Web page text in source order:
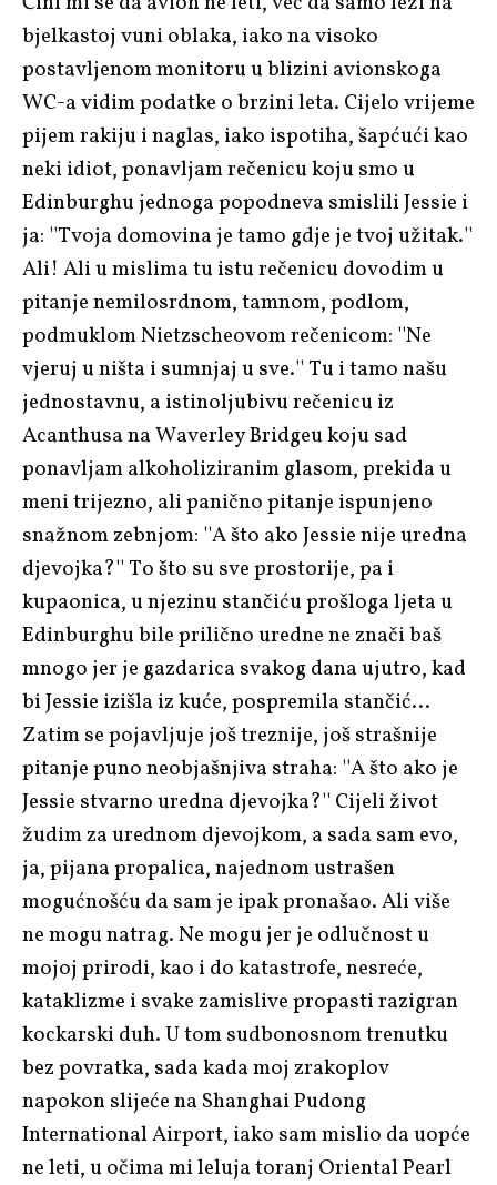
bjelkastoj vuni oblaka, iako na visoko
postavljenom monitoru u blizini avionskoga
WC-a vidim podatke o brzini leta. Cijelo vrijeme
pijem rakiju i naglas, iako ispotiha, šapćući kao
neki idiot, ponavljam rečenicu koju smo u
Edinburghu jednoga popodneva smislili Jessie i
ja: ''Tvoja domovina je tamo gdje je tvoj užitak.''
Ali! Ali u mislima tu istu rečenicu dovodim u
pitanje nemilosrdnom, tamnom, podlom,
podmuklom Nietzscheovom rečenicom: ''Ne
vjeruj u ništa i sumnjaj u sve.'' Tu i tamo našu
jednostavnu, a istinoljubivu rečenicu iz
Acanthusa na Waverley Bridgeu koju sad
ponavljam alkoholiziranim glasom, prekida u
meni trijezno, ali panično pitanje ispunjeno
snažnom zebnjom: ''A što ako Jessie nije uredna
djevojka?'' To što su sve prostorije, pa i
kupaonica, u njezinu stančiću prošloga ljeta u
Edinburghu bile prilično uredne ne znači baš
mnogo jer je gazdarica svakog dana ujutro, kad
bi Jessie izišla iz kuće, pospremila stančić…
Zatim se pojavljuje još treznije, još strašnije
pitanje puno neobjašnjiva straha: ''A što ako je
Jessie stvarno uredna djevojka?'' Cijeli život
žudim za urednom djevojkom, a sada sam evo,
ja, pijana propalica, najednom ustrašen
mogućnošću da sam je ipak pronašao. Ali više
ne mogu natrag. Ne mogu jer je odlučnost u
mojoj prirodi, kao i do katastrofe, nesreće,
kataklizme i svake zamislive propasti razigran
kockarski duh. U tom sudbonosnom trenutku
bez povratka, sada kada moj zrakoplov
napokon slijeće na Shanghai Pudong
International Airport, iako sam mislio da uopće
ne leti, u očima mi leluja toranj Oriental Pearl